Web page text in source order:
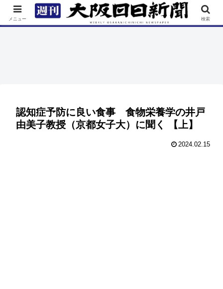
TOP 特集 ニュース 連載 街ネタ イベント
認知症予防に良い食事 食物栄養学の井戸
由美子教授（京都女子大）に聞く 【上】
2024.02.15
メニュー 検索